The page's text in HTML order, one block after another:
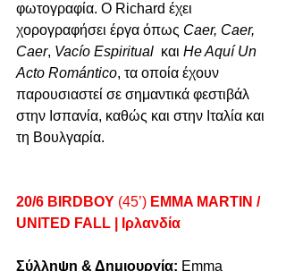
φωτογραφία. Ο Richard έχει
χορογραφήσει έργα όπως Caer, Caer,
Caer, Vacío Espiritual και He Aquí Un
Acto Romántico, τα οποία έχουν
παρουσιαστεί σε σημαντικά φεστιβάλ
στην Ισπανία, καθώς και στην Ιταλία και
τη Βουλγαρία.
20/6 BIRDBOY (45’) EMMA MARTIN /
UNITED FALL | Ιρλανδία
Σύλληψη & Δημιουργία: Emma